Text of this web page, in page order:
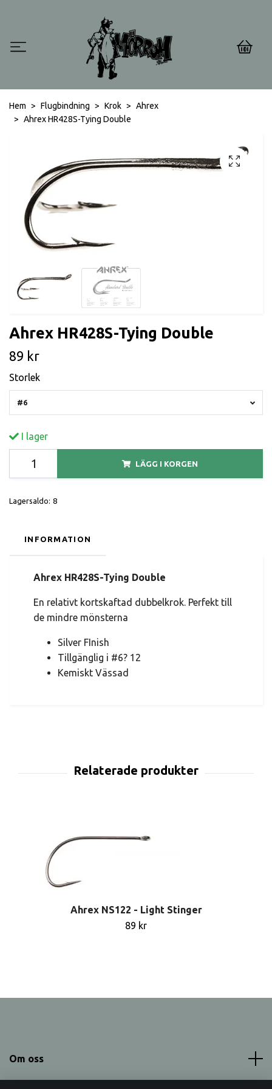
0
Hem Flugbindning Krok
Ahrex
Ahrex HR428S-Tying Double
Ahrex HR428S-Tying Double
89 kr
Storlek
#6
I lager
LÄGG I KORGEN
Lagersaldo: 8
INFORMATION
Ahrex HR428S-Tying Double
En relativt kortskaftad dubbelkrok. Perfekt till
de mindre mönsterna
Silver FInish
Tillgänglig i #6? 12
Kemiskt Vässad
Ahrex NS122 - Light Stinger
89 kr
Om oss